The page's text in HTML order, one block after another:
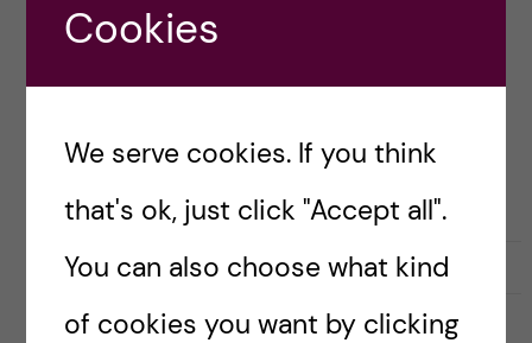
och sjukvårdens beredskap – struktur för ökad
uppmärksamhet, vilket är lätt att förstå med
2022-03-07 0
Cookies
We serve cookies. If you think
that's ok, just click "Accept all".
You can also choose what kind
of cookies you want by clicking